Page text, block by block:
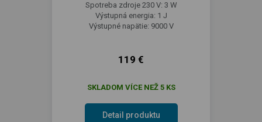
Spotreba zdroje 230 V: 3 W
Výstupná energia: 1 J
Výstupné napätie: 9000 V
119 €
SKLADOM VÍCE NEŽ 5 KS
Detail produktu